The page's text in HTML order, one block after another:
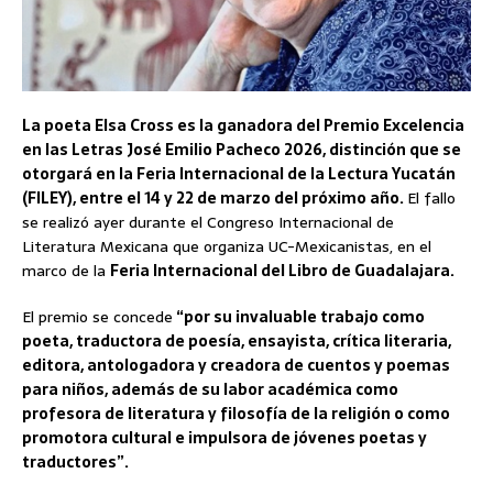
La poeta Elsa Cross es la ganadora del Premio Excelencia
en las Letras José Emilio Pacheco 2026, distinción que se
otorgará en la Feria Internacional de la Lectura Yucatán
(FILEY), entre el 14 y 22 de marzo del próximo año.El fallo
se realizó ayer durante el Congreso Internacional de
Literatura Mexicana que organiza UC-Mexicanistas, en el
marco de la Feria Internacional del Libro de Guadalajara.
El premio se concede “por su invaluable trabajo como
poeta, traductora de poesía, ensayista, crítica literaria,
editora, antologadora y creadora de cuentos y poemas
para niños, además de su labor académica como
profesora de literatura y filosofía de la religión o como
promotora cultural e impulsora de jóvenes poetas y
traductores”.